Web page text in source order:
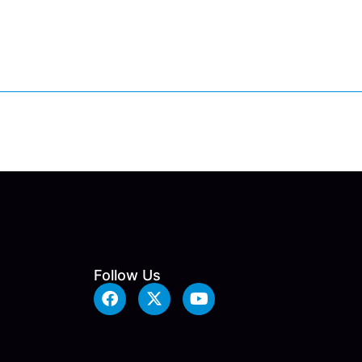
Follow Us